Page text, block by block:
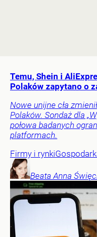
Temu, Shein i
Polaków zapytano o
Nowe unijne cła
Polaków. Sondaż dla
połowa badanych
platformach.
Firmy i rynki
Beata Anna